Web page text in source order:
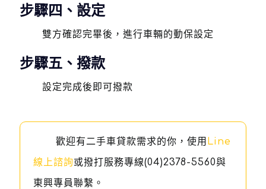
步驟四、設定
雙方確認完畢後，進行車輛的動保設定
步驟五、撥款
設定完成後即可撥款
歡迎有二手車貸款需求的你，使用 Line
線上諮詢或撥打服務專線(04)2378-5560與
東興專員聯繫。